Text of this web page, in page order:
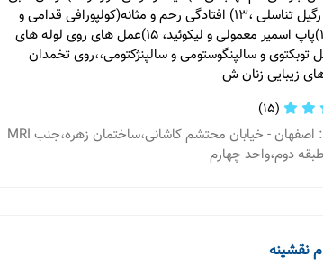
و جراحی زگیل تناسلی ،۱۳) افتادگی رحم و مثانه(کولپورافی قدامی و
خلفی) ۱۴)پاپ اسمیر معمولی و لیکوئید، ۱۵)عمل های روی لوله های
توبکتوی و سالپنگوستومی و سالپنژکتومی،،روی تخمدان
(15)
مطب 1: اصفهان - خیابان محتشم کاشانی،ساختمان زهره،جنب MRI
دوم،واحد چهارم
نقشینه